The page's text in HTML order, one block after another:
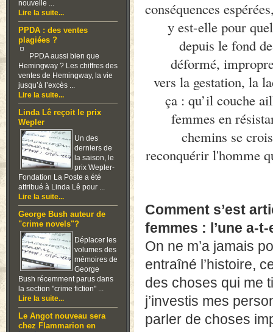
nouvelle ...
Lire la suite...
PPDA : des ventes
plagiées ?
PPDA aussi bien que
Hemingway ? Les chiffres des
ventes de Hemingway, la vie
jusqu’à l’excès ...
Lire la suite...
Linda Lê reçoit le prix
Wepler
Un des
derniers de
la saison, le
prix Wepler-
Fondation La Poste a été
attribué à Linda Lê pour ...
Lire la suite...
George Bush auteur de
"crime novels"?
Déplacer les
volumes des
mémoires de
George
Bush récemment parus dans
la section "crime fiction" ...
Lire la suite...
Le Angot nouveau sera
chez Flammarion en
conséquences
y est-elle pour
depuis le fond
déformé,
vers la gestation, la
ça : qu’il couche
femmes en
chemins se
reconquérir l'homme
Comment s’est
femmes : l’une a-
On ne m’a jamais
entraîné l’histoire,
des choses qui me
j’investis mes
parler de choses